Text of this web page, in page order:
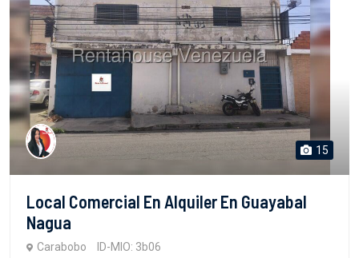
15
Local Comercial En Alquiler En Guayabal
Nagua
Carabobo ID-MIO: 3b06